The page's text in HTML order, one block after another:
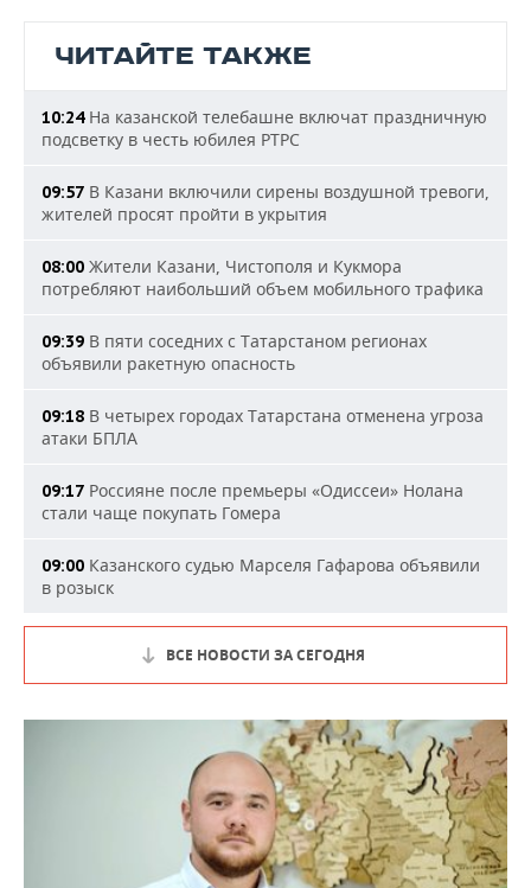
ЧИТАЙТЕ ТАКЖЕ
10:24На казанской телебашне включат праздничную
подсветку в честь юбилея РТРС
09:57 В Казани включили сирены воздушной тревоги,
жителей просят пройти в укрытия
08:00 Жители Казани, Чистополя и Кукмора
потребляют наибольший объем мобильного трафика
09:39 В пяти соседних с Татарстаном регионах
объявили ракетную опасность
09:18 В четырех городах Татарстана отменена угроза
атаки БПЛА
09:17 Россияне после премьеры «Одиссеи» Нолана
стали чаще покупать Гомера
09:00 Казанского судью Марселя Гафарова объявили
в розыск
ВСЕ НОВОСТИ ЗА СЕГОДНЯ